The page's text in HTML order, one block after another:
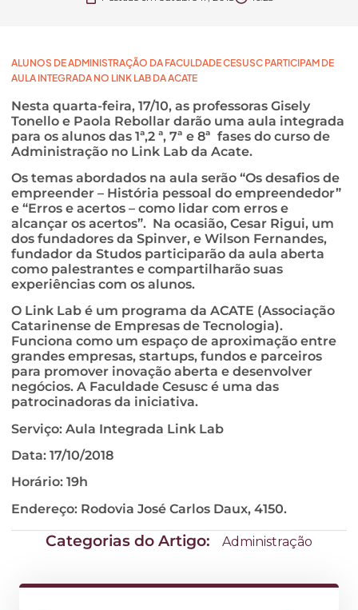
ALUNOS DE ADMINISTRAÇÃO DA FACULDADE CESUSC PARTICIPAM DE
AULA INTEGRADA NO LINK LAB DA ACATE
Nesta quarta-feira, 17/10, as professoras Gisely
Tonello e Paola Rebollar darão uma aula integrada
para os alunos das 1ª,2 ª, 7ª e 8ª fases do curso de
Administração no Link Lab da Acate.
Os temas abordados na aula serão “Os desafios de
empreender – História pessoal do empreendedor”
e “Erros e acertos – como lidar com erros e
alcançar os acertos”. Na ocasião, Cesar Rigui, um
dos fundadores da Spinver, e Wilson Fernandes,
fundador da Studos participarão da aula aberta
como palestrantes e compartilharão suas
experiências com os alunos.
O Link Lab é um programa da ACATE (Associação
Catarinense de Empresas de Tecnologia).
Funciona como um espaço de aproximação entre
grandes empresas, startups, fundos e parceiros
para promover inovação aberta e desenvolver
negócios. A Faculdade Cesusc é uma das
patrocinadoras da iniciativa.
Serviço: Aula Integrada Link Lab
Data: 17/10/2018
Horário: 19h
Endereço: Rodovia José Carlos Daux, 4150.
Categorias do Artigo: Administração